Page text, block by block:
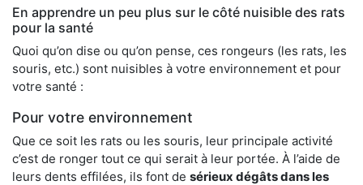
En apprendre un peu plus sur le côté nuisible des rats
pour la santé
Quoi qu’on dise ou qu’on pense, ces rongeurs (les rats, les
souris, etc.) sont nuisibles à votre environnement et pour
votre santé :
Pour votre environnement
Que ce soit les rats ou les souris, leur principale activité
c’est de ronger tout ce qui serait à leur portée. À l’aide de
leurs dents effilées, ils font de sérieux dégâts dans les